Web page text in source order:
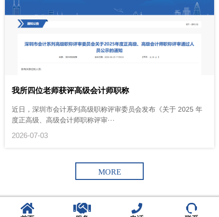
我所四位老师获评高级会计师职称
近日，深圳市会计系列高级职称评审委员会发布《关于 2025 年
度正高级、高级会计师职称评审···
2026-07-03
MORE